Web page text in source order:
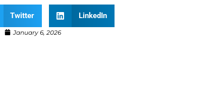
Twitter
LinkedIn
January 6, 2026